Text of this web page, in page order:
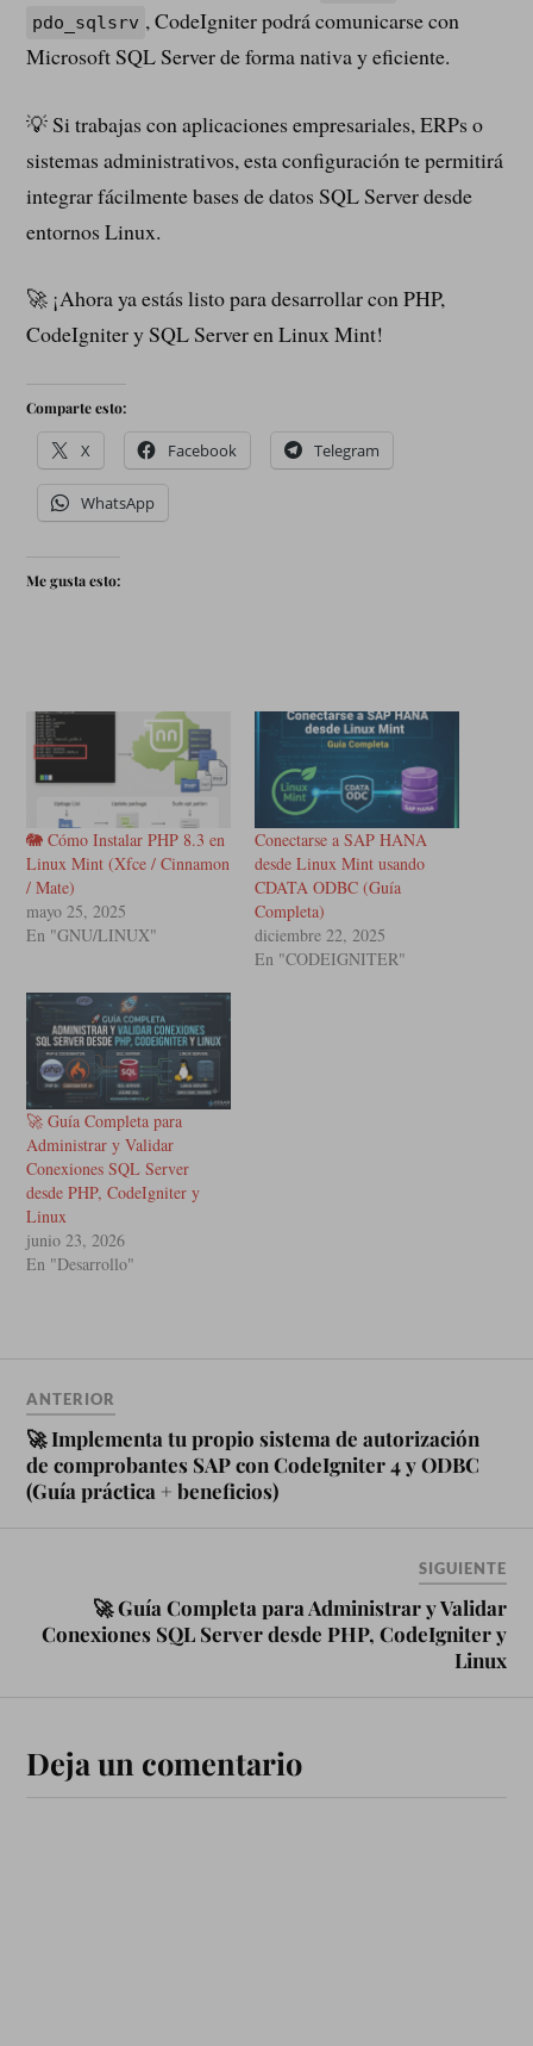
pdo_sqlsrv , CodeIgniter podrá comunicarse con
Microsoft SQL Server de forma nativa y eficiente.
💡 Si trabajas con aplicaciones empresariales, ERPs o
sistemas administrativos, esta configuración te permitirá
integrar fácilmente bases de datos SQL Server desde
entornos Linux.
🚀 ¡Ahora ya estás listo para desarrollar con PHP,
CodeIgniter y SQL Server en Linux Mint!
Comparte esto:
X Facebook Telegram
WhatsApp
Me gusta esto:
🐘 Cómo Instalar PHP 8.3 en
Linux Mint (Xfce / Cinnamon
/ Mate)
mayo 25, 2025
En "GNU/LINUX"
Conectarse a SAP HANA
desde Linux Mint usando
CDATA ODBC (Guía
Completa)
diciembre 22, 2025
En "CODEIGNITER"
🚀 Guía Completa para
Administrar y Validar
Conexiones SQL Server
desde PHP, CodeIgniter y
Linux
junio 23, 2026
En "Desarrollo"
ANTERIOR
🚀 Implementa tu propio sistema de autorización
de comprobantes SAP con CodeIgniter 4 y ODBC
(Guía práctica + beneficios)
SIGUIENTE
🚀 Guía Completa para Administrar y Validar
Conexiones SQL Server desde PHP, CodeIgniter y
Linux
Deja un comentario